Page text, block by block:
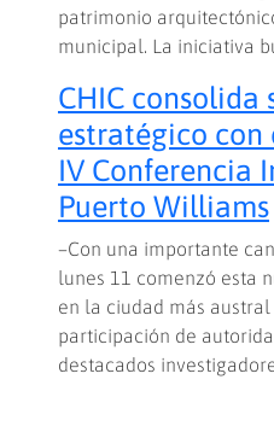
patrimonio
municipal. La iniciativa
CHIC consolida
estratégico con
IV Conferencia
Puerto Williams
–Con una importante
lunes 11 comenzó esta
en la ciudad más
participación de
destacados